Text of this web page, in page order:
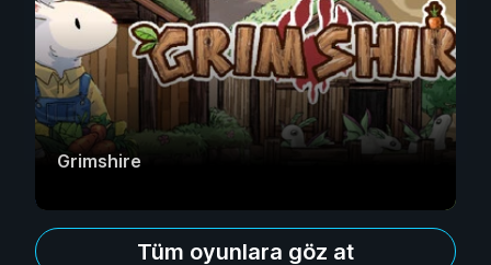
Grimshire
Tüm oyunlara göz at